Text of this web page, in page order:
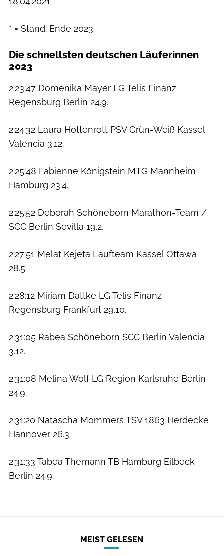
* = Stand: Ende 2023
Die schnellsten deutschen Läuferinnen
2023
2:23:47 Domenika Mayer LG Telis Finanz
Regensburg Berlin 24.9.
2:24:32 Laura Hottenrott PSV Grün-Weiß Kassel
Valencia 3.12.
2:25:48 Fabienne Königstein MTG Mannheim
Hamburg 23.4.
2:25:52 Deborah Schöneborn Marathon-Team /
SCC Berlin Sevilla 19.2.
2:27:51 Melat Kejeta Laufteam Kassel Ottawa
28.5.
2:28:12 Miriam Dattke LG Telis Finanz
Regensburg Frankfurt 29.10.
2:31:05 Rabea Schöneborn SCC Berlin Valencia
3.12.
2:31:08 Melina Wolf LG Region Karlsruhe Berlin
24.9.
2:31:20 Natascha Mommers TSV 1863 Herdecke
Hannover 26.3.
2:31:33 Tabea Themann TB Hamburg Eilbeck
Berlin 24.9.
MEIST GELESEN